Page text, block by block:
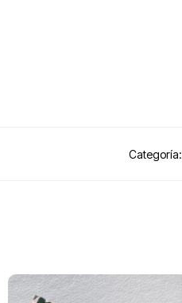
Categoría: